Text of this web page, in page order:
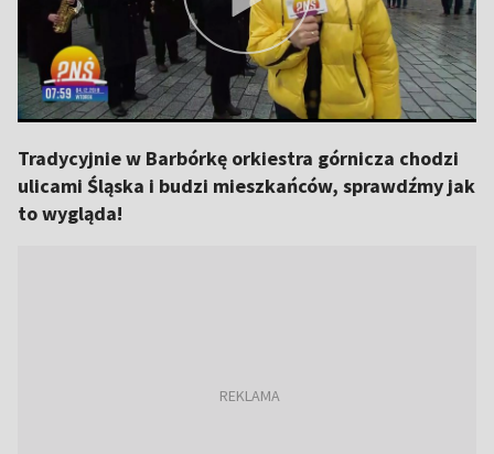
Tradycyjnie w Barbórkę orkiestra górnicza chodzi
ulicami Śląska i budzi mieszkańców, sprawdźmy jak
to wygląda!